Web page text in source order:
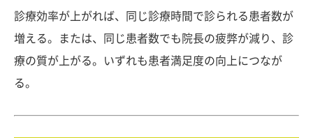
診療効率が上がれば、同じ診療時間で診られる患者数が
増える。または、同じ患者数でも院長の疲弊が減り、診
療の質が上がる。いずれも患者満足度の向上につなが
る。